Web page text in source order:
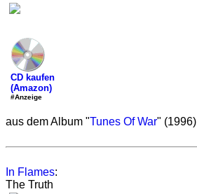
CD kaufen
(Amazon)
#Anzeige
aus dem Album "Tunes Of War" (1996)
In Flames:
The Truth